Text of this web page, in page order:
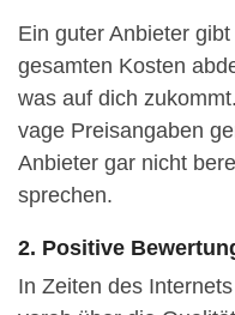
Ein guter Anbieter
gesamten Kosten
was auf dich
vage Preisangaben
Anbieter gar nicht
sprechen.
2. Positive
In Zeiten des